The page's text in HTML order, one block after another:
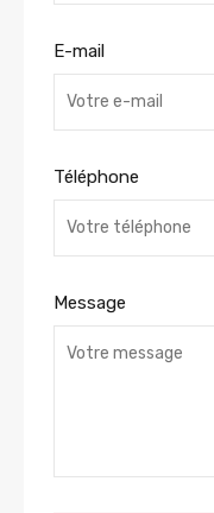
E-mail
Téléphone
Message